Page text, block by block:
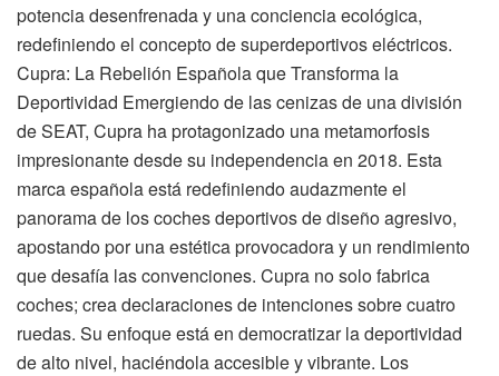
potencia desenfrenada y una conciencia ecológica,
redefiniendo el concepto de superdeportivos eléctricos.
Cupra: La Rebelión Española que Transforma la
Deportividad Emergiendo de las cenizas de una división
de SEAT, Cupra ha protagonizado una metamorfosis
impresionante desde su independencia en 2018. Esta
marca española está redefiniendo audazmente el
panorama de los coches deportivos de diseño agresivo,
apostando por una estética provocadora y un rendimiento
que desafía las convenciones. Cupra no solo fabrica
coches; crea declaraciones de intenciones sobre cuatro
ruedas. Su enfoque está en democratizar la deportividad
de alto nivel, haciéndola accesible y vibrante. Los